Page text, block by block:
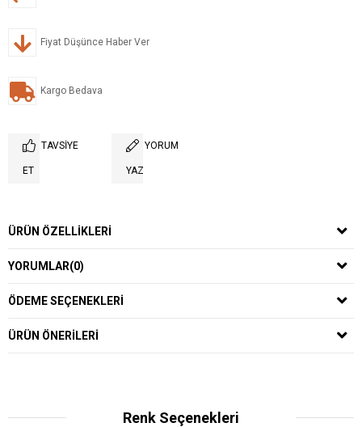
Fiyat Düşünce Haber Ver
Kargo Bedava
TAVSIYE
ET
YORUM
YAZ
ÜRÜN ÖZELLIKLERI
YORUMLAR(0)
ÖDEME SEÇENEKLERI
ÜRÜN ÖNERILERI
Renk Seçenekleri